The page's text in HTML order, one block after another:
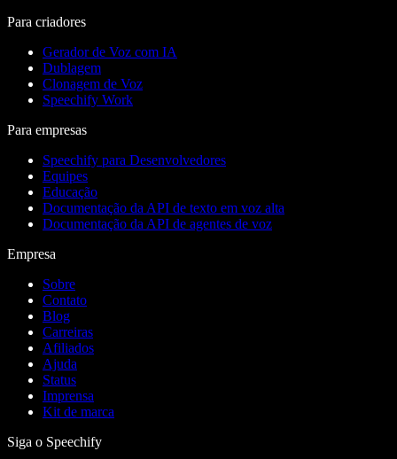
Para criadores
Gerador de Voz com IA
Dublagem
Clonagem de Voz
Speechify Work
Para empresas
Speechify para Desenvolvedores
Equipes
Educação
Documentação da API de texto em voz alta
Documentação da API de agentes de voz
Empresa
Sobre
Contato
Blog
Carreiras
Afiliados
Ajuda
Status
Imprensa
Kit de marca
Siga o Speechify